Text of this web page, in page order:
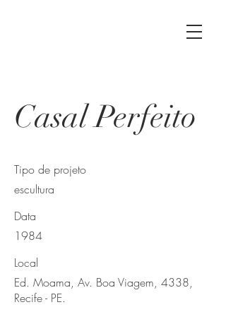
Casal Perfeito
Tipo de projeto
escultura
Data
1984
Local
Ed. Moama, Av. Boa Viagem, 4338,
Recife - PE.